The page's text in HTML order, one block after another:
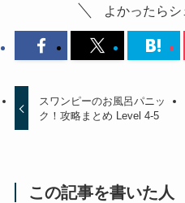
よかったらシ
スワンピーのお風呂パニッ
ク！攻略まとめ Level 4-5
この記事を書いた人